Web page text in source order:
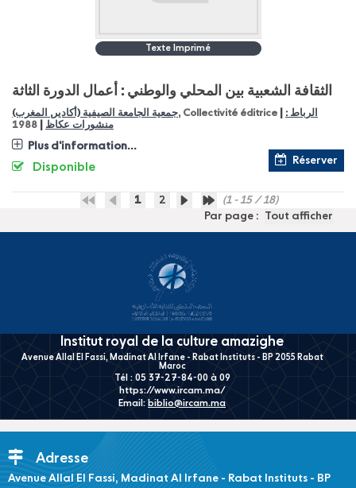
Texte Imprimé
الثقافة الشعبية بين المحلي والوطني : أعمال الدورة الثاثة
جمعية الجامعة الصيفية (أكادير, المغرب), Collectivité éditrice
الرباط :
منشورات عكاظ
1988
Plus d'information...
Réserver
Disponible
1 2
(1 - 15 / 18)
Par page :
Tout afficher
Institut royal de la culture amazighe
Avenue Allal El Fassi, Madinat Al Irfane - Rabat Instituts - BP 2055 Rabat
Maroc
Tél : 05 37-27-84-00 à 09
https://www.ircam.ma/
Email: biblio@ircam.ma
Adresse
Avenue Allal El Fassi, Madinat Al Irfane - Rabat Instituts - BP